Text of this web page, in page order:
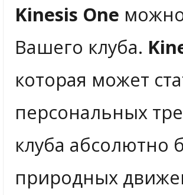
Kinesis One
Вашего клуба.
которая может
персональных
клуба абсолютно
природных